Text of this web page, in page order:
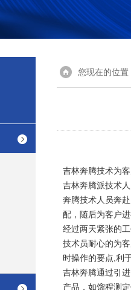
您现在的位置
吉林奔腾技术为
吉林奔腾派技术
奔腾技术人员奔
配，随后为客户
经过两天紧张的
技术员耐心的为
时操作的要点,利
吉林奔腾通过引
产品，如馏程测